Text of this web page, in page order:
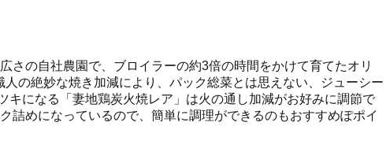
さの自社農園で、ブロイラーの約3倍の時間をかけて育てたオリ
の絶妙な焼き加減により、パック総菜とは思えない、ジューシー
になる「妻地鶏炭火焼レア」は火の通し加減がお好みに調節で
詰めになっているので、簡単に調理ができるのもおすすめぽポイ